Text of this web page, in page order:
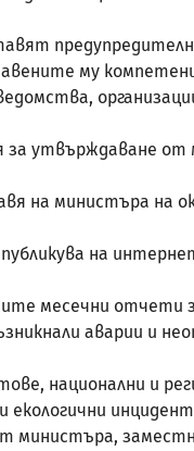
му
за утвърждаване
на министъра
публикува на
месечни
аварии и
национални и
екологични
министъра,